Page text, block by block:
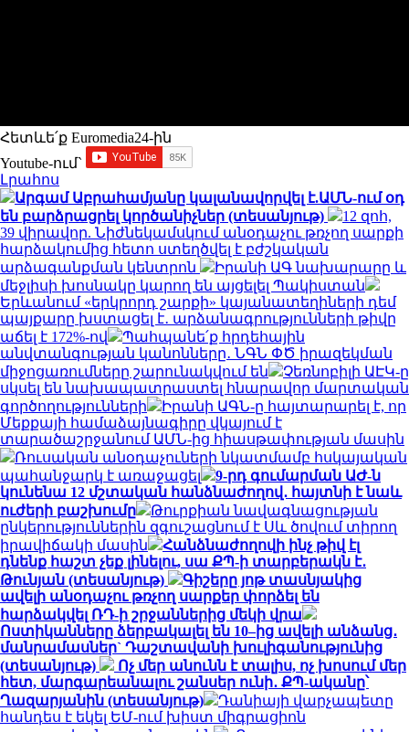
Հետևե՛ք Euromedia24-ին
Youtube-ում`
Լրահոս
Արգամ Աբրահամյանը կալանավորվել է.ԱՄՆ-ում օդ
են բարձրացրել կործանիչներ (տեսանյութ)
12 զոհ,
39 վիրավոր. Նիժնեկամսկում անօդաչու թռչող սարքի
հարձակումից հետո ստեղծվել է բժշկական
արձագանքման կենտրոն
Իրանի ԱԳ նախարարը և
մեջլիսի խոսնակը կարող են այցելել Պակիստան
Երևանում «երկրորդ շարքի» կայանատեղիների դեմ
պայքարը խստացել է․ արձանագրությունների թիվը
աճել է 172%-ով
Պահպանե՛ք հրդեհային
անվտանգության կանոնները․ ՆԳՆ ՓԾ իրազեկման
միջոցառումները շարունակվում են
Չեռնոբիլի ԱԷԿ-ը
սկսել են նախապատրաստել հնարավոր մարտական
գործողությունների
Իրանի ԱԳՆ-ը հայտարարել է, որ
Մեքքայի համաձայնագիրը վկայում է
տարածաշրջանում ԱՄՆ-ից հիասթափության մասին
Ռուսական անօդաչուների նկատմամբ հսկայական
պահանջարկ է առաջացել
9-րդ գումարման ԱԺ-ն
կունենա 12 մշտական հանձնաժողով․ հայտնի է նաև
ուժերի բաշխումը
Թուրքիան նավագնացության
ընկերություններին զգուշացնում է Սև ծովում տիրող
իրավիճակի մասին
Հանձնաժողովի ինչ թիվ էլ
դնենք հաշտ չեք լինելու, սա ՔՊ-ի տարբերակն է․
Թունյան (տեսանյութ)
Գիշերը յոթ տասնյակից
ավելի անօդաչու թռչող սարքեր փորձել են
հարձակվել ՌԴ-ի շրջաններից մեկի վրա
Ոստիկանները ձերբակալել են 10–ից ավելի անձանց․
մանրամասներ` Դաշտավանի խուլիգանությունից
(տեսանյութ)
Ոչ մեր անունն է տալիս, ոչ խոսում մեր
հետ, մարգարեանալու շանսեր ունի․ ՔՊ-ականը՝
Ղազարյանին (տեսանյութ)
Դանիայի վարչապետը
հանդես է եկել ԵՄ-ում խիստ միգրացիոն